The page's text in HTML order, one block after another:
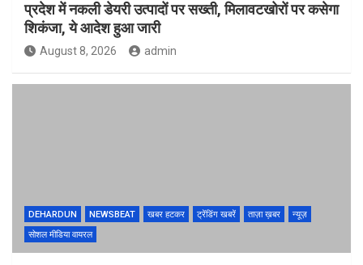
प्रदेश में नकली डेयरी उत्पादों पर सख्ती, मिलावटखोरों पर कसेगा
शिकंजा, ये आदेश हुआ जारी
August 8, 2026 admin
DEHARDUN NEWSBEAT खबर हटकर ट्रेंडिंग खबरें ताज़ा ख़बर
न्यूज़
सोशल मीडिया वायरल